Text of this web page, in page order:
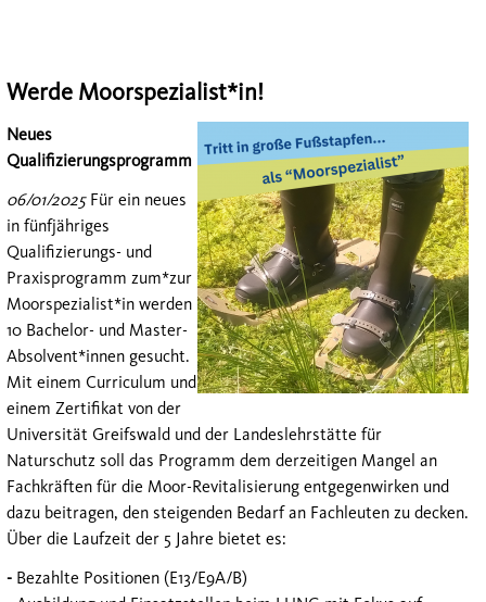
Werde Moorspezialist*in!
Neues
Qualifizierungsprogramm
06/01/2025 Für ein neues
in fünfjähriges
Qualifizierungs- und
Praxisprogramm zum*zur
Moorspezialist*in werden
10 Bachelor- und Master-
Absolvent*innen gesucht.
Mit einem Curriculum und
einem Zertifikat von der
Universität Greifswald und der Landeslehrstätte für
Naturschutz soll das Programm dem derzeitigen Mangel an
Fachkräften für die Moor-Revitalisierung entgegenwirken und
dazu beitragen, den steigenden Bedarf an Fachleuten zu decken.
Über die Laufzeit der 5 Jahre bietet es:
- Bezahlte Positionen (E13/E9A/B)